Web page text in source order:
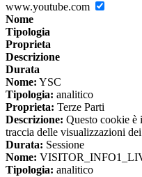
www.youtube.com
Nome
Tipologia
Proprieta
Descrizione
Durata
Nome: YSC
Tipologia: analitico
Proprieta: Terze Parti
Descrizione: Questo cookie è
traccia delle visualizzazioni
Durata: Sessione
Nome:
Tipologia: analitico